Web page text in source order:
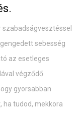
sebesség
az esetleges
végződő
gyorsabban
ha tudod, mekkora